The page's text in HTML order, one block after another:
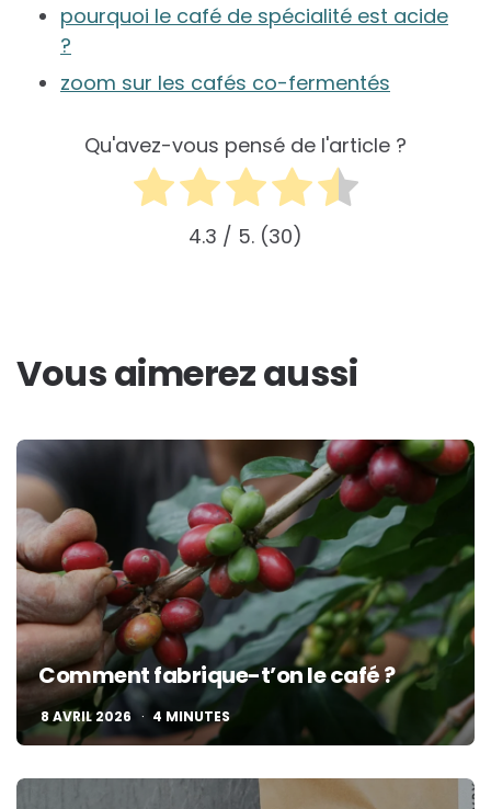
pourquoi le café de spécialité est acide
?
zoom sur les cafés co-fermentés
Qu'avez-vous pensé de l'article ?
4.3 / 5. 30
Vous aimerez aussi
Comment fabrique-t’on le café ?
8 AVRIL 2026 4 MINUTES